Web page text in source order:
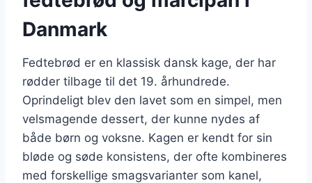
Danmark
Fedtebrød er en klassisk dansk kage, der har
rødder tilbage til det 19. århundrede.
Oprindeligt blev den lavet som en simpel, men
velsmagende dessert, der kunne nydes af
både børn og voksne. Kagen er kendt for sin
bløde og søde konsistens, der ofte kombineres
med forskellige smagsvarianter som kanel,